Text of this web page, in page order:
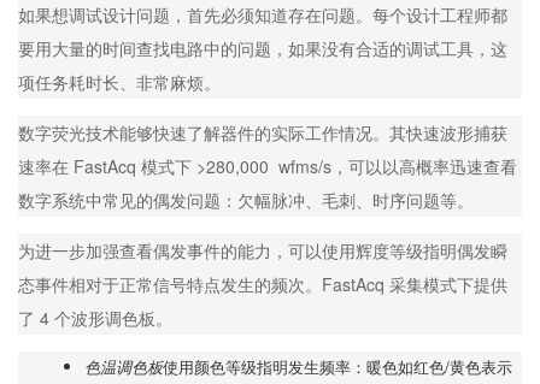
如果想调试设计问题，首先必须知道存在问题。每个设计工程师都
要用大量的时间查找电路中的问题，如果没有合适的调试工具，这
项任务耗时长、非常麻烦。
数字荧光技术能够快速了解器件的实际工作情况。其快速波形捕获
速率在 FastAcq 模式下 >280,000 wfms/s，可以以高概率迅速查看
数字系统中常见的偶发问题：欠幅脉冲、毛刺、时序问题等。
为进一步加强查看偶发事件的能力，可以使用辉度等级指明偶发瞬
态事件相对于正常信号特点发生的频次。FastAcq 采集模式下提供
了 4 个波形调色板。
色温调色板使用颜色等级指明发生频率：暖色如红色/黄色表示